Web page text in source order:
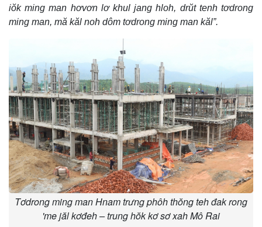
iŏk ming man hơvơn lơ khul jang hloh, drŭt tenh tơdrong
ming man, mă kăl noh dôm tơdrong ming man kăl”.
Tơdrong ming man Hnam trưng phôh thŏng teh đak rong
'me jăl kơđeh – trung hŏk kơ sơ xah Mô Rai